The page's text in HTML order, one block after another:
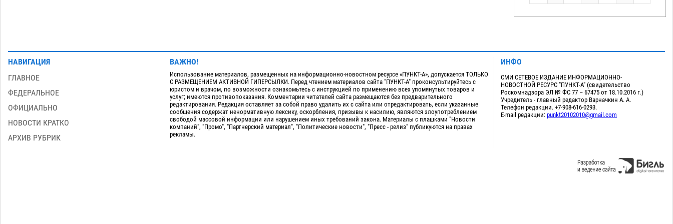
НАВИГАЦИЯ
ГЛАВНОЕ
ФЕДЕРАЛЬНОЕ
ОФИЦИАЛЬНО
НОВОСТИ КРАТКО
АРХИВ РУБРИК
ВАЖНО!
Использование материалов, размещенных на информационно-новостном ресурсе «ПУНКТ-А», допускается ТОЛЬКО
С РАЗМЕЩЕНИЕМ АКТИВНОЙ ГИПЕРСЫЛКИ. Перед чтением материалов сайта "ПУНКТ-А" проконсультируйтесь с
юристом и врачом, по возможности ознакомьтесь с инструкцией по применению всех упомянутых товаров и
услуг; имеются противопоказания. Комментарии читателей сайта размещаются без предварительного
редактирования. Редакция оставляет за собой право удалить их с сайта или отредактировать, если указанные
сообщения содержат ненормативную лексику, оскорбления, призывы к насилию, являются злоупотреблением
свободой массовой информации или нарушением иных требований закона. Материалы с плашками "Новости
компаний", "Промо", "Партнерский материал", "Политические новости", "Пресс - релиз" публикуются на правах
рекламы.
ИНФО
СМИ СЕТЕВОЕ ИЗДАНИЕ ИНФОРМАЦИОННО-
НОВОСТНОЙ РЕСУРС "ПУНКТ-А" (свидетельство
Роскомнадзора ЭЛ № ФС 77 – 67475 от 18.10.2016 г.)
Учредитель - главный редактор Варначкин А. А.
Телефон редакции. +7-908-616-0293.
E-mail редакции: punkt20102010@gmail.com